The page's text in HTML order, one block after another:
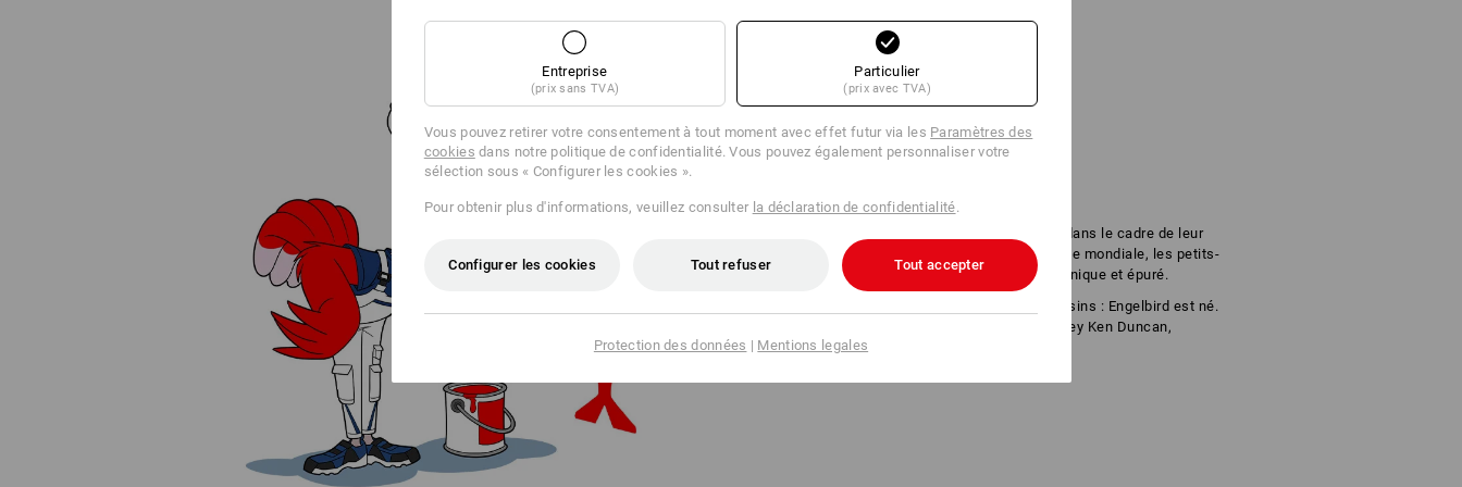
DU LOGO À LA LÉGENDE
Le logo Strauss a perdu des plumes en 2020 : dans le cadre de leur
stratégie visant à faire de la marque une marque mondiale, les petits-
fils Steffen et Henning ont introduit un logo iconique et épuré.
En 2025, l'oiseau a fait son retour dans les dessins : Engelbird est né.
Il a été créé par le célèbre dessinateur de Disney Ken Duncan,
originaire de Californie.
Entreprise
(prix sans TVA)
Particulier
(prix avec TVA)
Vous pouvez retirer votre consentement à tout moment avec effet futur via les Paramètres des
cookies dans notre politique de confidentialité. Vous pouvez également personnaliser votre
sélection sous « Configurer les cookies ».
Pour obtenir plus d'informations, veuillez consulter la déclaration de confidentialité.
Configurer les cookies Tout refuser Tout accepter
Protection des données | Mentions legales